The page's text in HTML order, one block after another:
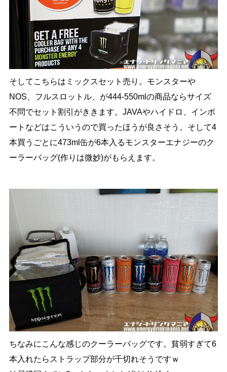
そしてこちらはミックスセット売り。モンスターや
NOS、フルスロットル、が444-550mlの商品ならサイズ
不問でセット割引がききます。JAVAやハイドロ、インポ
ートなどはこういうので買ったほうが良さそう。そして4
本買うごとに473ml缶が6本入るモンスターエナジーのク
ーラーバッグ(作りは微妙)がもらえます。
ちなみにこんな感じのクーラーバッグです。貧弱すぎて6
本入れたらストラップ部分が千切れそうですｗ